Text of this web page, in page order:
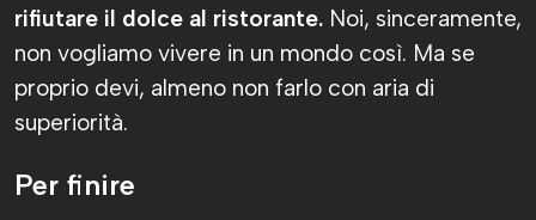
rifiutare il dolce al ristorante. Noi, sinceramente,
non vogliamo vivere in un mondo così. Ma se
proprio devi, almeno non farlo con aria di
superiorità.
Per finire